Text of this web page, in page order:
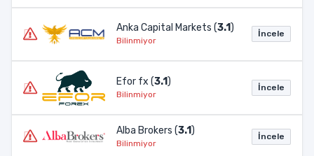
Anka Capital Markets (3.1)
Bilinmiyor
İncele
Efor fx (3.1)
Bilinmiyor
İncele
Alba Brokers (3.1)
Bilinmiyor
İncele